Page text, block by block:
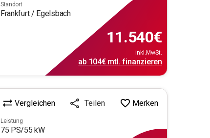
Standort
Frankfurt / Egelsbach
11.540€
inkl.MwSt.
ab 104€mtl. finanzieren
Vergleichen Teilen Merken
Leistung
75 PS/55 kW